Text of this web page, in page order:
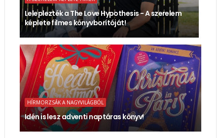
Leleplezték a The Love Hypothesis - A szerelem
képlete filmes könyvborítóját!
HÍRMORZSÁK A NAGYVILÁGBÓL
Idén is lesz adventi naptáras könyv!